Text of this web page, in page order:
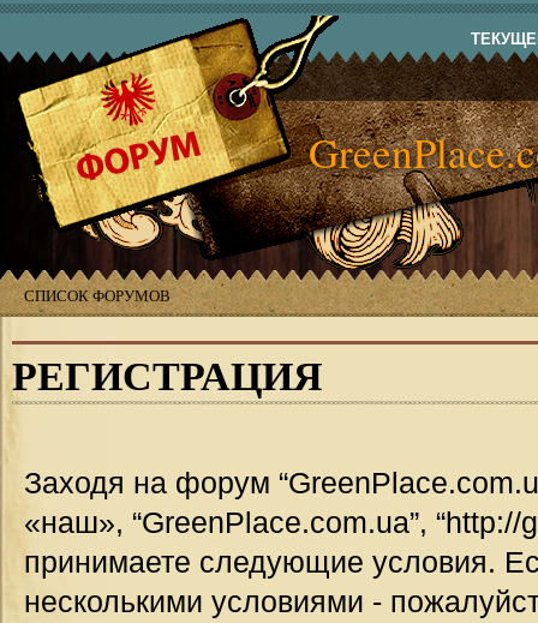
СПИСОК ФОРУМОВ
РЕГИСТРАЦИЯ
Заходя на форум
«наш», “GreenPlace.com.ua”,
принимаете следующие условия.
несколькими условиями -